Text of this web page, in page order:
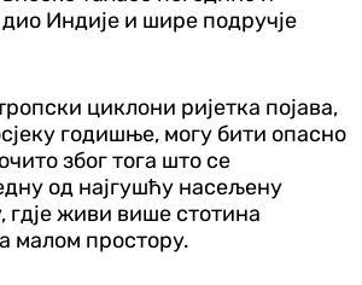
Индије и шире подручје
циклони ријетка појава,
годишње, могу бити опасно
због тога што се
од најгушћу насељену
гдје живи више стотина
малом простору.